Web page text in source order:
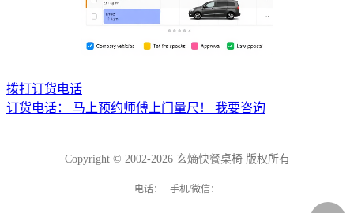
拨打订货电话
订货电话：
马上预约师傅上门量尺！ 我要咨询
Copyright © 2002-2026 玄熵快餐桌椅 版权所有
电话： 手机/微信：